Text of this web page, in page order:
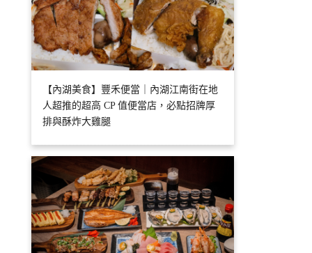
【內湖美食】豐禾便當｜內湖江南街在地
人超推的超高 CP 值便當店，必點招牌厚
排與酥炸大雞腿